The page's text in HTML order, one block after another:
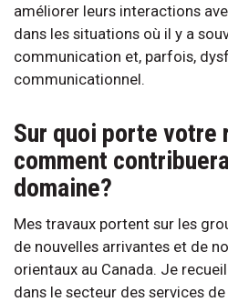
améliorer leurs interactions
dans les situations où il y a
communication et, parfois,
communicationnel.
Sur quoi porte votre
comment
domaine?
Mes travaux portent sur les
de nouvelles arrivantes et de
orientaux au Canada. Je
dans le secteur des services